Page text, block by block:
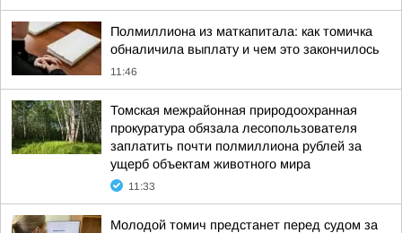
Полмиллиона из маткапитала: как томичка
обналичила выплату и чем это закончилось
11:46
Томская межрайонная природоохранная
прокуратура обязала лесопользователя
заплатить почти полмиллиона рублей за
ущерб объектам животного мира
11:33
Молодой томич предстанет перед судом за